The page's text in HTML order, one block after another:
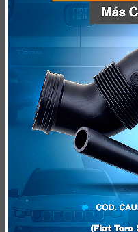
RADIADOR INFERIOR